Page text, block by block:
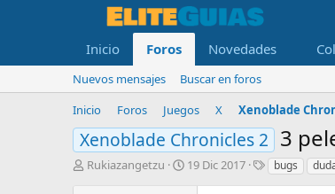
Inicio Foros Novedades
Nuevos mensajes
Buscar en foros
Inicio
Foros Juegos X Xenoblade
Xenoblade Chronicles 2 3
A
Rukiazangetzu
F19 Dic 2017
Ebugs